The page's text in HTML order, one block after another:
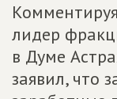
лидер
в Думе
заявил, что